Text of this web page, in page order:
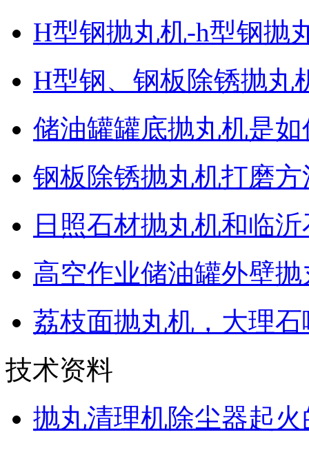
H型钢抛丸机-h型钢抛
H型钢、钢板除锈抛
储油罐罐底抛丸机是
钢板除锈抛丸机打磨
日照石材抛丸机和临
高空作业储油罐外壁
荔枝面抛丸机，大理
技术资料
抛丸清理机除尘器起